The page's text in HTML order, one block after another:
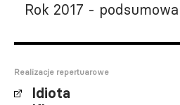
Rok 2017 -
Realizacje repertuarowe
Idiota